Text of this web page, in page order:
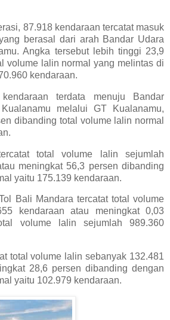
87.918 kendaraan tercatat masuk
berasal dari arah Bandar Udara
Angka tersebut lebih tinggi 23,9
volume lalin normal yang melintas di
kendaraan.
terdata menuju Bandar
melalui GT Kualanamu,
dibanding total volume lalin normal
total volume lalin sejumlah
meningkat 56,3 persen dibanding
yaitu 175.139 kendaraan.
Bali Mandara tercatat total volume
kendaraan atau meningkat 0,03
volume lalin sejumlah 989.360
total volume lalin sebanyak 132.481
28,6 persen dibanding dengan
yaitu 102.979 kendaraan.